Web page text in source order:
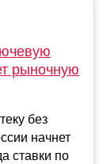
рыночную
без
начнет
ставки по